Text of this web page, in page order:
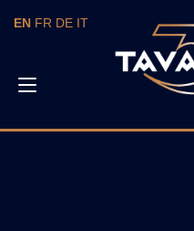
Toggle
EN FR DE IT